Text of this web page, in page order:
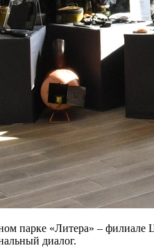
парке «Литера» –
диалог.